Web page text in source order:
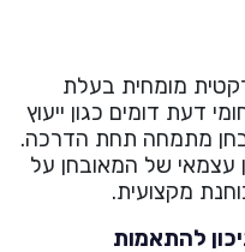
מומחית בעלת
דעת דומים כגון ייעוץ
מתמחה תחת הדרכה.
של המאובחן על
מקצועית.
להתאמות